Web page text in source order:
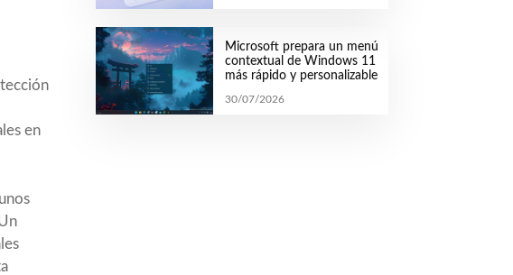
en
Microsoft prepara un menú
contextual de Windows 11
más rápido y personalizable
30/07/2026